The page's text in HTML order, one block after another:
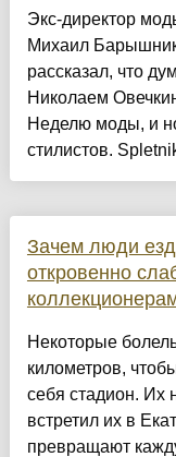
Экс-директор
Михаил
рассказал, что
Николаем
Неделю моды, и
стилистов.
Зачем люди
откровенно
Некоторые
километров,
себя стадион. Их
встретил их в
превращают